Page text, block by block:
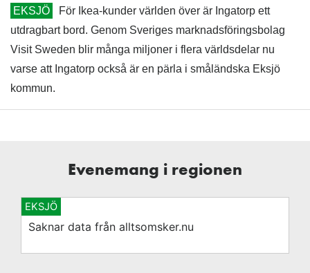
EKSJÖ
För Ikea-kunder världen över är Ingatorp ett
utdragbart bord. Genom Sveriges marknadsföringsbolag
Visit Sweden blir många miljoner i flera världsdelar nu
varse att Ingatorp också är en pärla i småländska Eksjö
kommun.
Evenemang i regionen
EKSJÖ
Saknar data från alltsomsker.nu